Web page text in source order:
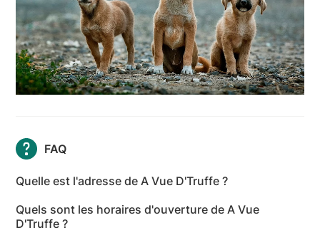
FAQ
Quelle est l'adresse de A Vue D'Truffe ?
76100 Rouen - Seine-Maritime
Quels sont les horaires d'ouverture de A Vue
D'Truffe ?